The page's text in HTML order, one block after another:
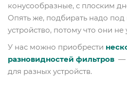
конусообразные, с плоским
Опять же, подбирать надо
устройство, потому что они
У нас можно приобрести
разновидностей фильтров —
для разных устройств.